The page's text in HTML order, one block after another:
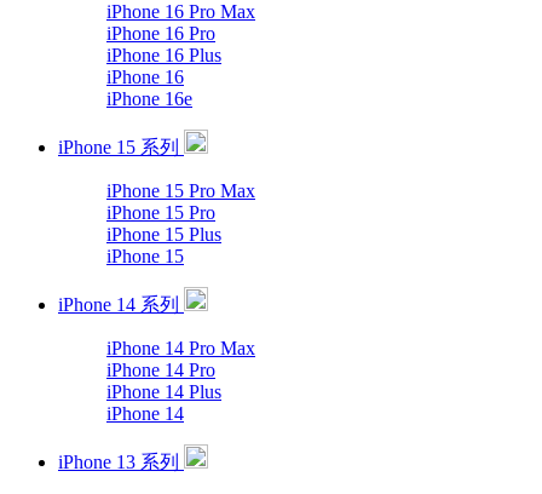
iPhone 16 Pro Max
iPhone 16 Pro
iPhone 16 Plus
iPhone 16
iPhone 16e
iPhone 15 系列
iPhone 15 Pro Max
iPhone 15 Pro
iPhone 15 Plus
iPhone 15
iPhone 14 系列
iPhone 14 Pro Max
iPhone 14 Pro
iPhone 14 Plus
iPhone 14
iPhone 13 系列